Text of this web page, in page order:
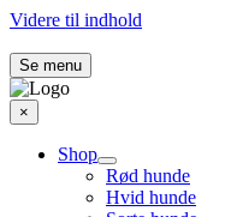
Videre til indhold
Se menu
×
Shop
Rød hunde
Hvid hunde